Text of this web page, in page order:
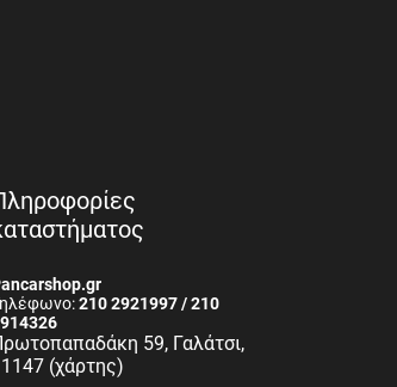
210 2921997 / 210
59, Γαλάτσι,
(χάρτης)